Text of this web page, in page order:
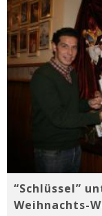
“Schlüssel”
Weihnachts-